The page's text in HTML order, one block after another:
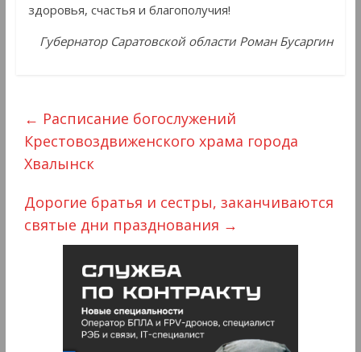
здоровья, счастья и благополучия!
Губернатор Саратовской области Роман Бусаргин
← Расписание богослужений
Крестовоздвиженского храма города
Хвалынск
Дорогие братья и сестры, заканчиваются
святые дни празднования →